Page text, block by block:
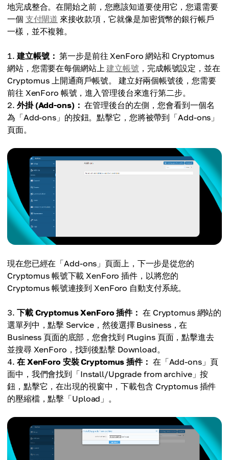
地完成整合。在開始之前，您應該知道要使用它，您還需要
一個 支付閘道 來接收款項，它就像是加密貨幣的銀行帳戶
一樣，並不複雜。
建立帳號： 第一步是前往 XenForo 網站和 Cryptomus
網站，您需要在每個網站上建立帳號，完成帳號設定，並在
Cryptomus 上開通商戶帳號。
建立好兩個帳號後，您需要
前往 XenForo 帳號，進入管理後台來進行第二步。
外掛 (Add-ons)： 在管理後台的左側，您會看到一個名
為「Add-ons」的按鈕。點擊它，您將被帶到「Add-ons」
頁面。
現在您已經在「Add-ons」頁面上，下一步是從您的
Cryptomus 帳號下載 XenForo 插件，以將您的
Cryptomus 帳號連接到 XenForo 自動支付系統。
下載 Cryptomus XenForo 插件： 在 Cryptomus 網站的
選單列中，點擊 Service，然後選擇 Business，在
Business 頁面的底部，您會找到 Plugins 頁面，點擊進去
並搜尋 XenForo，找到後點擊 Download。
在 XenForo 安裝 Cryptomus 插件： 在「Add-ons」頁
面中，我們會找到「Install/Upgrade from archive」按
鈕，點擊它，在出現的視窗中，下載包含 Cryptomus 插件
的壓縮檔，點擊「Upload」。